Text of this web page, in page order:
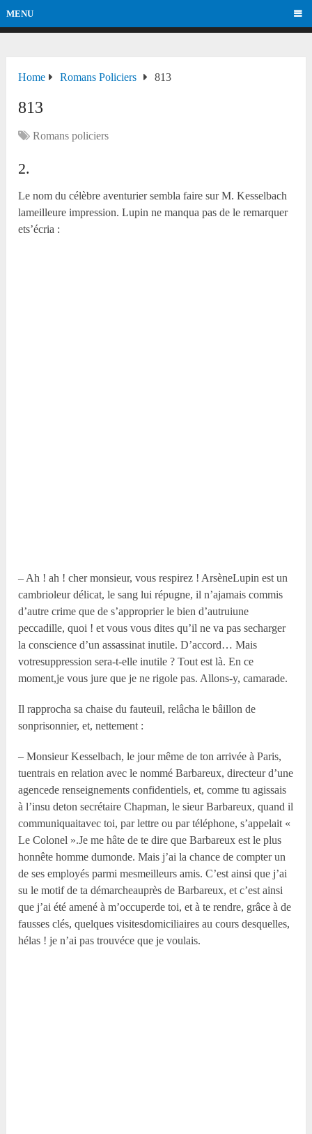
MENU
Home Romans Policiers 813
813
Romans policiers
2.
Le nom du célèbre aventurier sembla faire sur M. Kesselbach
lameilleure impression. Lupin ne manqua pas de le remarquer
ets’écria :
– Ah ! ah ! cher monsieur, vous respirez ! ArsèneLupin est un
cambrioleur délicat, le sang lui répugne, il n’ajamais commis
d’autre crime que de s’approprier le bien d’autruiune
peccadille, quoi ! et vous vous dites qu’il ne va pas secharger
la conscience d’un assassinat inutile. D’accord… Mais
votresuppression sera-t-elle inutile ? Tout est là. En ce
moment,je vous jure que je ne rigole pas. Allons-y, camarade.
Il rapprocha sa chaise du fauteuil, relâcha le bâillon de
sonprisonnier, et, nettement :
– Monsieur Kesselbach, le jour même de ton arrivée à Paris,
tuentrais en relation avec le nommé Barbareux, directeur d’une
agencede renseignements confidentiels, et, comme tu agissais
à l’insu deton secrétaire Chapman, le sieur Barbareux, quand il
communiquaitavec toi, par lettre ou par téléphone, s’appelait «
Le Colonel ».Je me hâte de te dire que Barbareux est le plus
honnête homme dumonde. Mais j’ai la chance de compter un
de ses employés parmi mesmeilleurs amis. C’est ainsi que j’ai
su le motif de ta démarcheauprès de Barbareux, et c’est ainsi
que j’ai été amené à m’occuperde toi, et à te rendre, grâce à de
fausses clés, quelques visitesdomiciliaires au cours desquelles,
hélas ! je n’ai pas trouvéce que je voulais.